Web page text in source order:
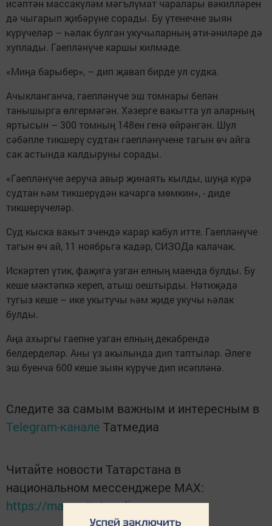
исәптән массакүләм мәгълүмат чаралары вәкилләрен
дә чыгарып җибәрүне сорады. Бу үтенечне зыян
күрүчеләр – һәлак булган укучыларның әти-әниләре дә
хуплады. Гаепләнүче каршы килмәде.
«Миңа барыбер», – дип җавап бирде ул судка.
Ачыкланганча, гаепләнүче эш томнары белән
танышырга өлгермәгән. Хәзерге вакытта ул аларның
яртысын – 300 томның 148ен генә өйрәнгән. Шул
сәбәпле тикшерү судтан гаепләнүчене тагын өч айга
сак астында калдыруны сорады.
«Гаепләнүче аеруча авыр җинаять кылды, шуңа күрә
судтан һәм тикшерүдән качарга мөмкин», - диде
тикшерүчеләр.
Суд кыска вакыт эчендә карар кабул итте. Гаепләнүче
тагын өч ай, 11 ноябрьгә кадәр, СИЗОДа калачак.
Искәртеп үтик, фаҗига узган елның маенда булды. Бу
кеше мәктәпкә кереп, атыш оештырды. Нәтиҗәдә
тугыз кеше – ике укытучы һәм җиде укучы һәлак
булды.
Аңа ахыргы гаепне узган елның декабрендә
белдерделәр. Аны үз акылында дип таптылар. Әлеге
эш буенча 600 кеше зыян күрүче дип исәпләнә.
Следите за самым важным и интересным в
Telegram-канале Татмедиа
Читайте новости Татарстана в
национальном мессенджере MАХ:
https://max.ru/tatmedia